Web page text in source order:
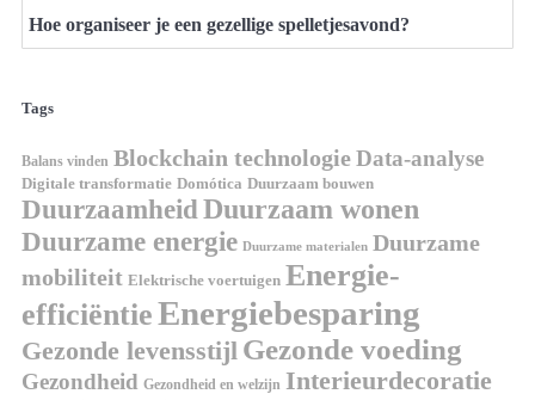
Hoe organiseer je een gezellige spelletjesavond?
Tags
Balans vinden Blockchain technologieData-analyse
Digitale transformatie Domótica Duurzaam bouwen
DuurzaamheidDuurzaam wonen
Duurzame energie Duurzame materialen Duurzame
mobiliteit Elektrische voertuigen Energie-
efficiëntieEnergiebesparing
Gezonde levensstijl Gezonde voeding
Gezondheid Gezondheid en welzijn Interieurdecoratie